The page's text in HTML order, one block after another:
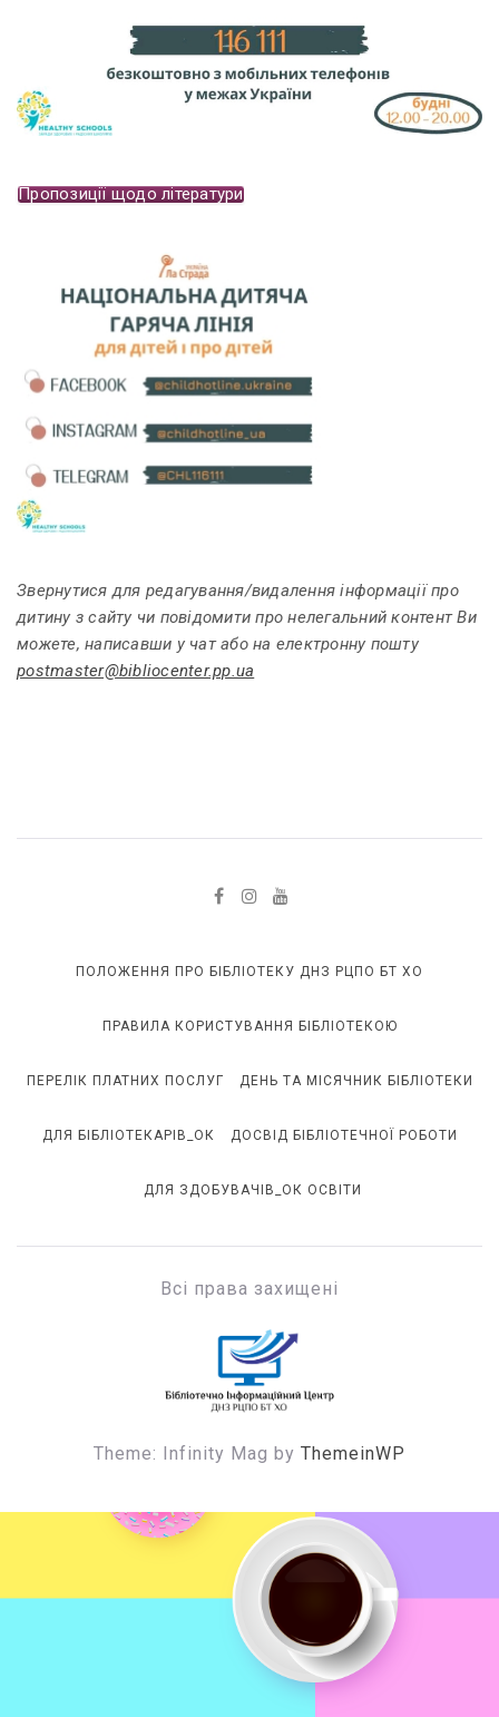
Пропозиції щодо літератури
Звернутися для редагування/видалення інформації про
дитину з сайту чи повідомити про нелегальний контент Ви
можете, написавши у чат або на електронну пошту
postmaster@bibliocenter.pp.ua
ПОЛОЖЕННЯ ПРО БІБЛІОТЕКУ ДНЗ РЦПО БТ ХО
ПРАВИЛА КОРИСТУВАННЯ БІБЛІОТЕКОЮ
ПЕРЕЛІК ПЛАТНИХ ПОСЛУГ ДЕНЬ ТА МІСЯЧНИК БІБЛІОТЕКИ
ДЛЯ БІБЛІОТЕКАРІВ_ОК ДОСВІД БІБЛІОТЕЧНОЇ РОБОТИ
ДЛЯ ЗДОБУВАЧІВ_ОК ОСВІТИ
Всі права захищені
БІЦ ДНЗ РЦПО БТ ХО
Theme: Infinity Mag by ThemeinWP